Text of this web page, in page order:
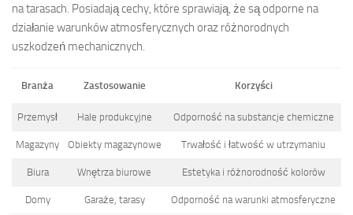
na tarasach. Posiadają cechy, które sprawiają, że są odporne na
działanie warunków atmosferycznych oraz różnorodnych
uszkodzeń mechanicznych.
Branża Zastosowanie Korzyści
Przemysł Hale produkcyjne Odporność na substancje chemiczne
Magazyny Obiekty magazynowe Trwałość i łatwość w utrzymaniu
Biura Wnętrza biurowe Estetyka i różnorodność kolorów
Domy Garaże, tarasy Odporność na warunki atmosferyczne